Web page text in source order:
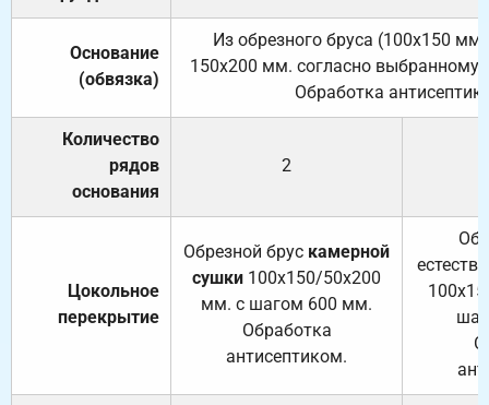
Основание
(обвязка)
Из обрезного бруса (100х150
150х200 мм. согласно выбранному
Обработка
Количество
рядов
основания
2
Цокольное
перекрытие
Обрезной брус камерной
сушки 100х150/50х200
мм. с шагом 600 мм.
Обработка
антисептиком.